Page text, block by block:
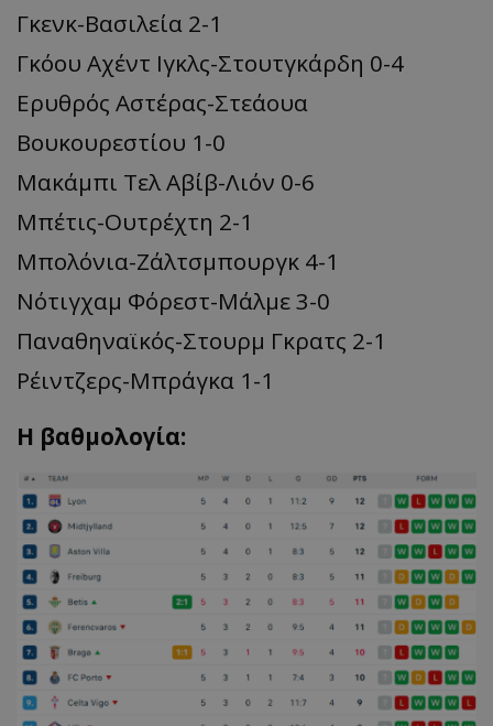
Γκενκ-Βασιλεία 2-1
Γκόου Αχέντ Ιγκλς-Στουτγκάρδη 0-4
Ερυθρός Αστέρας-Στεάουα
Βουκουρεστίου 1-0
Μακάμπι Τελ Αβίβ-Λιόν 0-6
Μπέτις-Ουτρέχτη 2-1
Μπολόνια-Ζάλτσμπουργκ 4-1
Νότιγχαμ Φόρεστ-Μάλμε 3-0
Παναθηναϊκός-Στουρμ Γκρατς 2-1
Ρέιντζερς-Μπράγκα 1-1
H βαθμολογία: